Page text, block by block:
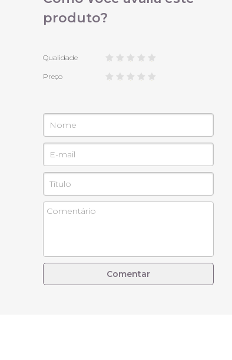
produto?
Qualidade
Preço
Comentar